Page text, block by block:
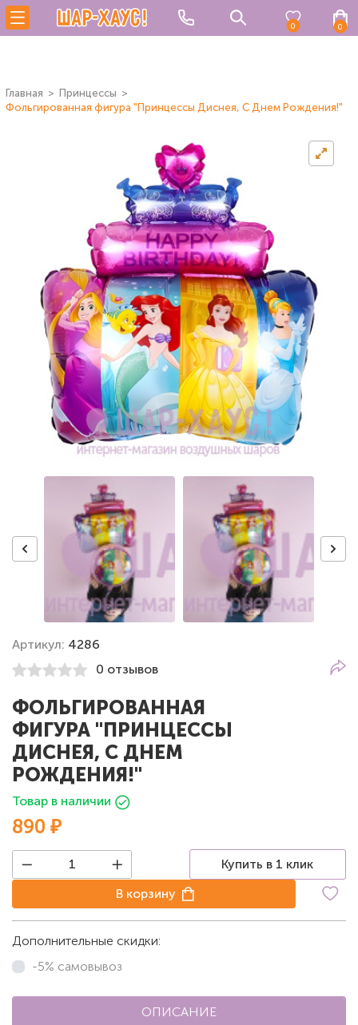
0 0
Главная
Принцессы
Фольгированная фигура "Принцессы Диснея, С Днем Рождения!"
Артикул: 4286
0 отзывов
ФОЛЬГИРОВАННАЯ
ФИГУРА "ПРИНЦЕССЫ
ДИСНЕЯ, С ДНЕМ
РОЖДЕНИЯ!"
Товар в наличии
890 ₽
Купить в 1 клик
В корзину
Дополнительные скидки:
-5% самовывоз
ОПИСАНИЕ